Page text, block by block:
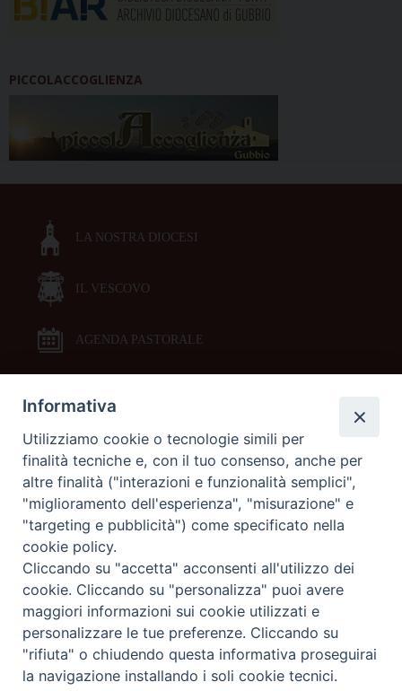
PICCOLACCOGLIENZA
LA NOSTRA DIOCESI
IL VESCOVO
AGENDA PASTORALE
DOCUMENTI PASTORALI
ORARI MESSE
LITURGIA DELLE ORE
GALLERIE FOTOGRAFICHE
GALLERIE VIDEO
Informativa
Utilizziamo cookie o tecnologie simili per
finalità tecniche e, con il tuo consenso, anche per
altre finalità ("interazioni e funzionalità semplici",
"miglioramento dell'esperienza", "misurazione" e
"targeting e pubblicità") come specificato nella
cookie policy.
Cliccando su "accetta" acconsenti all'utilizzo dei
cookie. Cliccando su "personalizza" puoi avere
maggiori informazioni sui cookie utilizzati e
personalizzare le tue preferenze. Cliccando su
"rifiuta" o chiudendo questa informativa proseguirai
la navigazione installando i soli cookie tecnici.